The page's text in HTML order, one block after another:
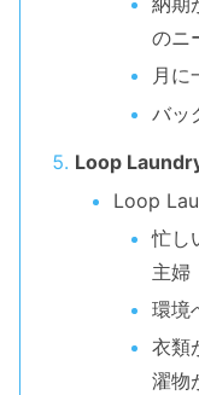
のニ
月に
バッ
Loop
Loop
忙し
主婦
環境
衣類
濯物